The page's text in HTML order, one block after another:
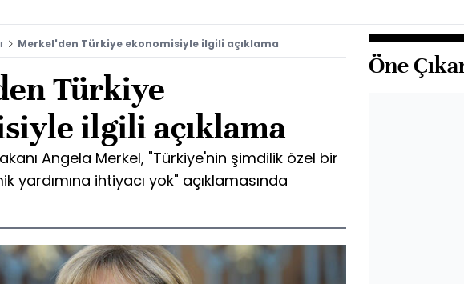
Merkel'den Türkiye ekonomisiyle ilgili açıklama
Türkiye
ilgili açıklama
Angela Merkel, "Türkiye'nin şimdilik özel bir
yardımına ihtiyacı yok" açıklamasında
Öne